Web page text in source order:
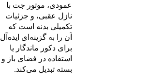
عمودی، موتور جت با
نازل عقبی، و جزئیات
تکمیلی بدنه است که
آن را به گزینه‌ای ایده‌آل
برای دکور ماندگار یا
استفاده در فضای باز و
بسته تبدیل می‌کند.